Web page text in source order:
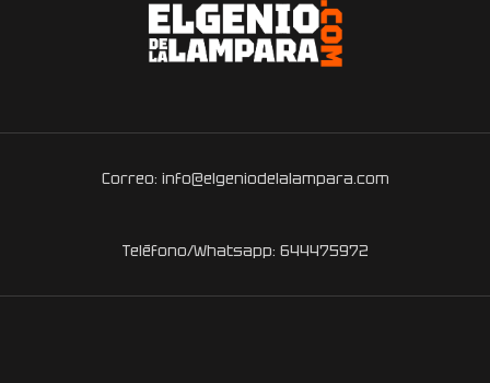
Correo: info@elgeniodelalampara.com
Teléfono/Whatsapp: 644475972